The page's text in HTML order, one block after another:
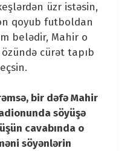
üzr istəsin,
qoyub futboldan
belədir, Mahir o
cürət tapıb
bir dəfə Mahir
söyüşə
cavabında o
söyənlərin